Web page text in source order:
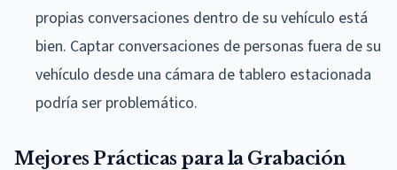
propias conversaciones dentro de su vehículo está
bien. Captar conversaciones de personas fuera de su
vehículo desde una cámara de tablero estacionada
podría ser problemático.
Mejores Prácticas para la Grabación